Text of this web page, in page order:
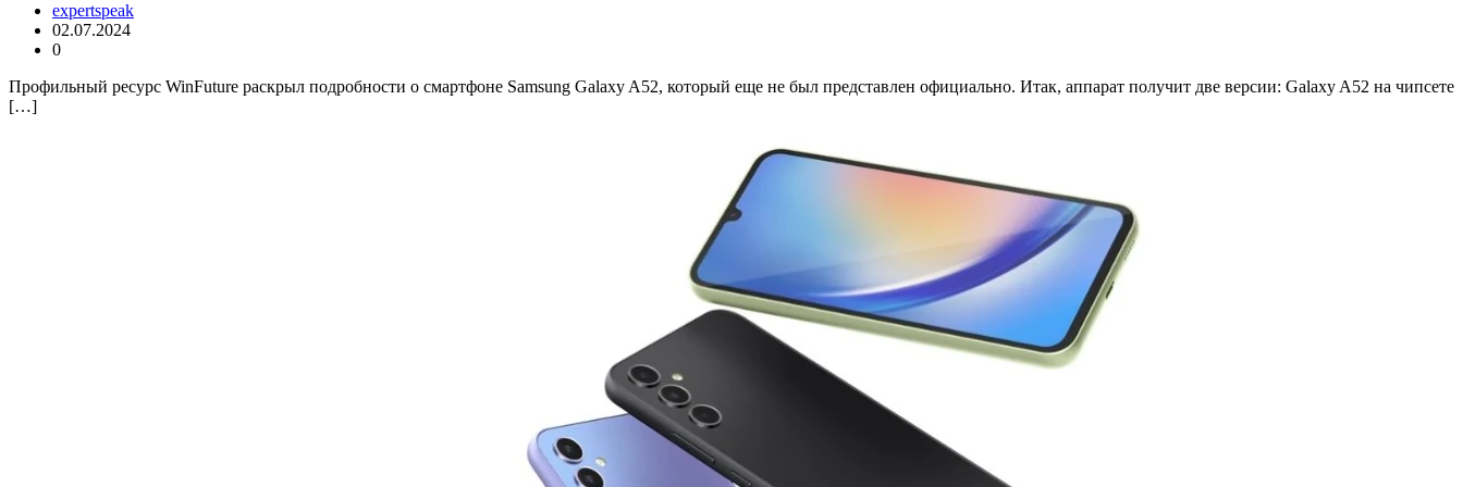
expertspeak
02.07.2024
0
Профильный ресурс WinFuture раскрыл подробности о смартфоне Samsung Galaxy A52, который еще не был представлен официально. Итак, аппарат получит две версии: Galaxy A52 на чипсете
[…]